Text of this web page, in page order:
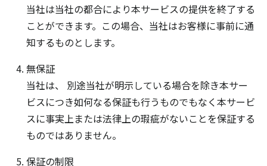
当社は当社の都合により本サービスの提供を終了する
ことができます。この場合、当社はお客様に事前に通
知するものとします。
無保証
当社は、 別途当社が明示している場合を除き本サー
ビスにつき如何なる保証も行うものでもなく本サービ
スに事実上または法律上の瑕疵がないことを保証する
ものではありません。
保証の制限